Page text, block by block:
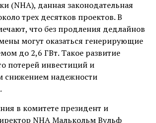
(NHA), данная законодательная
трех десятков проектов. В
что без продления дедлайнов
могут оказаться генерирующие
до 2,6 ГВт. Такое развитие
потерей инвестиций и
снижением надежности
в комитете президент и
NHA Малькольм Вульф